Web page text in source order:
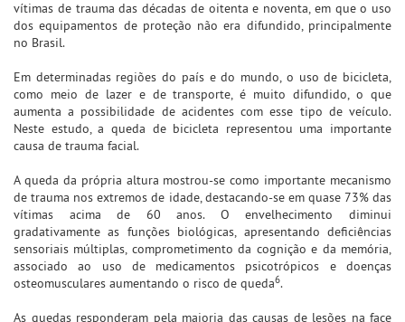
vítimas de trauma das décadas de oitenta e noventa, em que o uso
dos equipamentos de proteção não era difundido, principalmente
no Brasil.
Em determinadas regiões do país e do mundo, o uso de bicicleta,
como meio de lazer e de transporte, é muito difundido, o que
aumenta a possibilidade de acidentes com esse tipo de veículo.
Neste estudo, a queda de bicicleta representou uma importante
causa de trauma facial.
A queda da própria altura mostrou-se como importante mecanismo
de trauma nos extremos de idade, destacando-se em quase 73% das
vítimas acima de 60 anos. O envelhecimento diminui
gradativamente as funções biológicas, apresentando deficiências
sensoriais múltiplas, comprometimento da cognição e da memória,
associado ao uso de medicamentos psicotrópicos e doenças
osteomusculares aumentando o risco de queda6.
As quedas responderam pela maioria das causas de lesões na face